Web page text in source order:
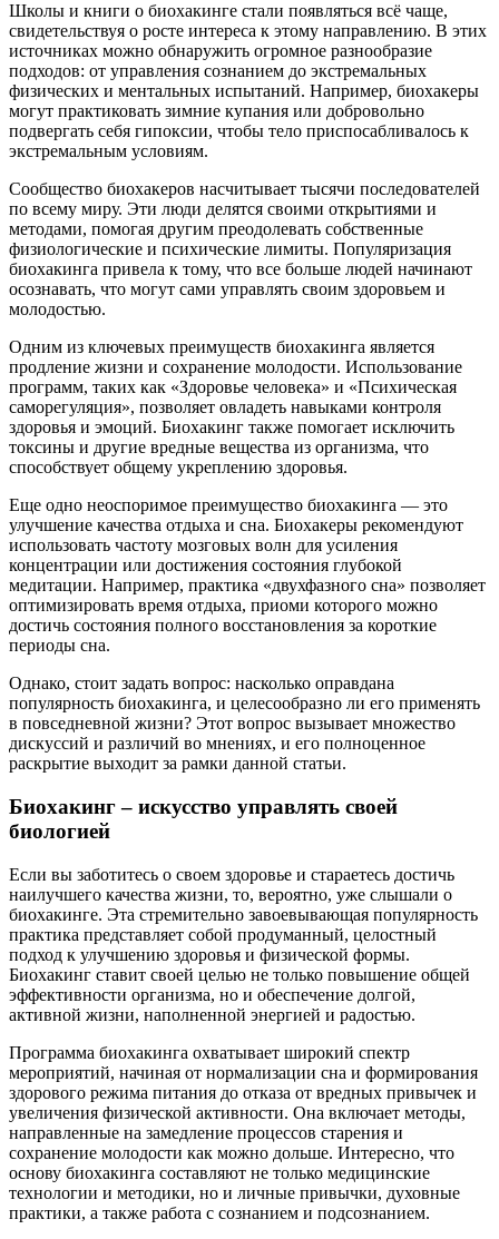
Школы и книги о биохакинге стали появляться всё чаще,
свидетельствуя о росте интереса к этому направлению. В этих
источниках можно обнаружить огромное разнообразие
подходов: от управления сознанием до экстремальных
физических и ментальных испытаний. Например, биохакеры
могут практиковать зимние купания или добровольно
подвергать себя гипоксии, чтобы тело приспосабливалось к
экстремальным условиям.
Сообщество биохакеров насчитывает тысячи последователей
по всему миру. Эти люди делятся своими открытиями и
методами, помогая другим преодолевать собственные
физиологические и психические лимиты. Популяризация
биохакинга привела к тому, что все больше людей начинают
осознавать, что могут сами управлять своим здоровьем и
молодостью.
Одним из ключевых преимуществ биохакинга является
продление жизни и сохранение молодости. Использование
программ, таких как «Здоровье человека» и «Психическая
саморегуляция», позволяет овладеть навыками контроля
здоровья и эмоций. Биохакинг также помогает исключить
токсины и другие вредные вещества из организма, что
способствует общему укреплению здоровья.
Еще одно неоспоримое преимущество биохакинга — это
улучшение качества отдыха и сна. Биохакеры рекомендуют
использовать частоту мозговых волн для усиления
концентрации или достижения состояния глубокой
медитации. Например, практика «двухфазного сна» позволяет
оптимизировать время отдыха, приоми которого можно
достичь состояния полного восстановления за короткие
периоды сна.
Однако, стоит задать вопрос: насколько оправдана
популярность биохакинга, и целесообразно ли его применять
в повседневной жизни? Этот вопрос вызывает множество
дискуссий и различий во мнениях, и его полноценное
раскрытие выходит за рамки данной статьи.
Биохакинг – искусство управлять своей
биологией
Если вы заботитесь о своем здоровье и стараетесь достичь
наилучшего качества жизни, то, вероятно, уже слышали о
биохакинге. Эта стремительно завоевывающая популярность
практика представляет собой продуманный, целостный
подход к улучшению здоровья и физической формы.
Биохакинг ставит своей целью не только повышение общей
эффективности организма, но и обеспечение долгой,
активной жизни, наполненной энергией и радостью.
Программа биохакинга охватывает широкий спектр
мероприятий, начиная от нормализации сна и формирования
здорового режима питания до отказа от вредных привычек и
увеличения физической активности. Она включает методы,
направленные на замедление процессов старения и
сохранение молодости как можно дольше. Интересно, что
основу биохакинга составляют не только медицинские
технологии и методики, но и личные привычки, духовные
практики, а также работа с сознанием и подсознанием.